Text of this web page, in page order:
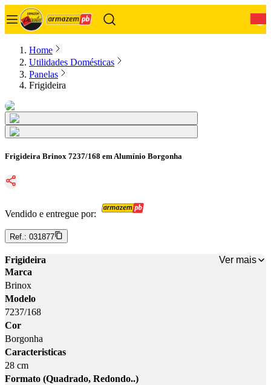
Home
Utilidades Domésticas
Panelas
Frigideira
Frigideira Brinox 7237/168 em Alumínio Borgonha
Vendido e entregue por:
Ref.: 031877
Frigideira
Ver mais
Marca
Brinox
Modelo
7237/168
Cor
Borgonha
Caracteristicas
28 cm
Formato (Quadrado, Redondo..)